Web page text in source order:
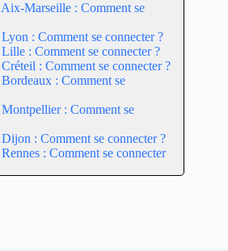
Marseille : Comment se
: Comment se connecter ?
: Comment se connecter ?
: Comment se connecter ?
: Comment se
: Comment se
: Comment se connecter ?
: Comment se connecter